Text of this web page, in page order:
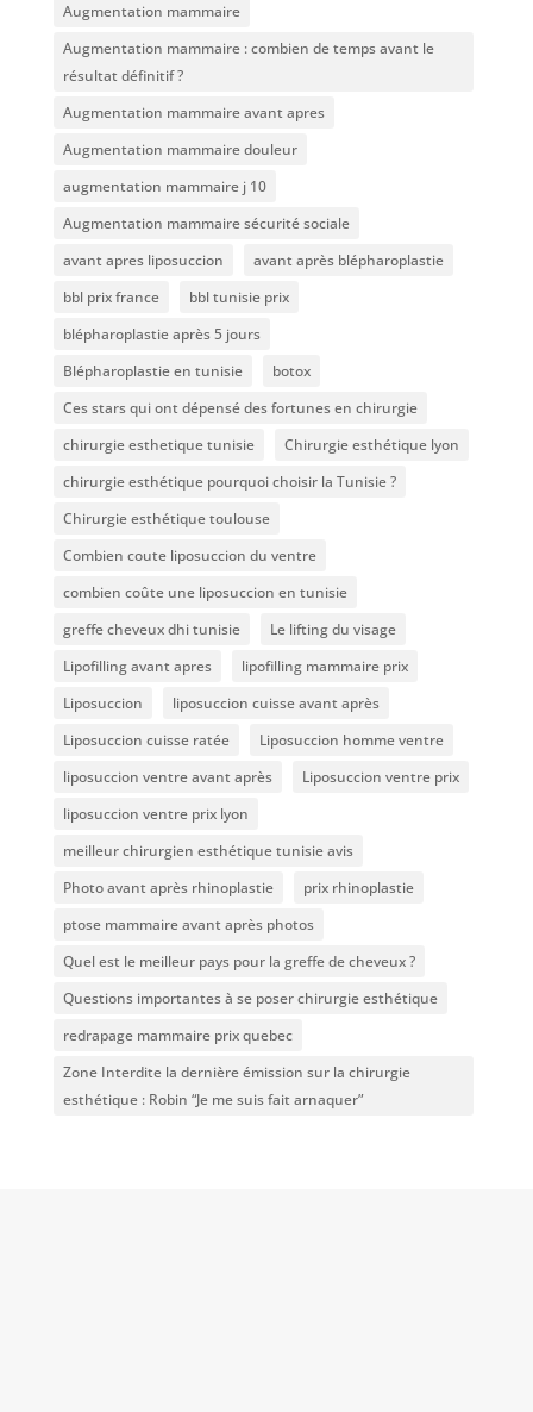
Augmentation mammaire
Augmentation mammaire : combien de temps avant le
résultat définitif ?
Augmentation mammaire avant apres
Augmentation mammaire douleur
augmentation mammaire j 10
Augmentation mammaire sécurité sociale
avant apres liposuccion
avant après blépharoplastie
bbl prix france
bbl tunisie prix
blépharoplastie après 5 jours
Blépharoplastie en tunisie
botox
Ces stars qui ont dépensé des fortunes en chirurgie
chirurgie esthetique tunisie
Chirurgie esthétique lyon
chirurgie esthétique pourquoi choisir la Tunisie ?
Chirurgie esthétique toulouse
Combien coute liposuccion du ventre​
combien coûte une liposuccion en tunisie
greffe cheveux dhi tunisie
Le lifting du visage
Lipofilling avant apres
lipofilling mammaire prix
Liposuccion
liposuccion cuisse avant après
Liposuccion cuisse ratée
Liposuccion homme ventre
liposuccion ventre avant après
Liposuccion ventre prix
liposuccion ventre prix lyon
meilleur chirurgien esthétique tunisie avis
Photo avant après rhinoplastie
prix rhinoplastie
ptose mammaire avant après photos
Quel est le meilleur pays pour la greffe de cheveux ?
Questions importantes à se poser chirurgie esthétique
redrapage mammaire prix quebec
Zone Interdite la dernière émission sur la chirurgie
esthétique : Robin “Je me suis fait arnaquer”